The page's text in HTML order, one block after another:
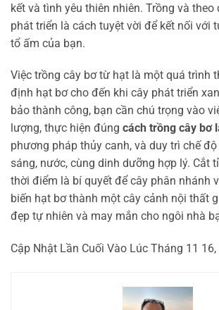
kết và tình yêu thiên nhiên. Trồng và
phát triển là cách tuyệt vời để kết nối với
tổ ấm của bạn.
Việc trồng cây bơ từ hạt là một quá trình
định hạt bơ cho đến khi cây phát triển
bảo thành công, bạn cần chú trọng vào
lượng, thực hiện đúng cách trồng cây bơ
phương pháp thủy canh, và duy trì chế
sáng, nước, cùng dinh dưỡng hợp lý. Cắt
thời điểm là bí quyết để cây phân nhánh
biến hạt bơ thành một cây cảnh nội thất
đẹp tự nhiên và may mắn cho ngôi nhà
Cập Nhật Lần Cuối Vào Lúc Tháng 11